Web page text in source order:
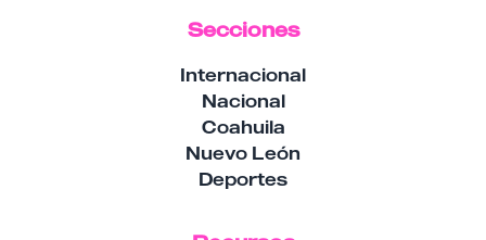
Secciones
Internacional
Nacional
Coahuila
Nuevo León
Deportes